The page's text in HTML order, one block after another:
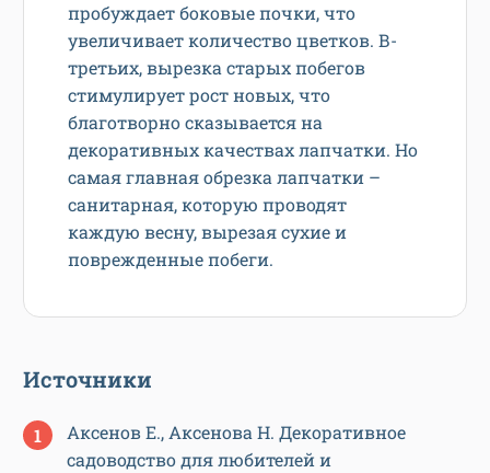
пробуждает боковые почки, что
увеличивает количество цветков. В-
третьих, вырезка старых побегов
стимулирует рост новых, что
благотворно сказывается на
декоративных качествах лапчатки. Но
самая главная обрезка лапчатки –
санитарная, которую проводят
каждую весну, вырезая сухие и
поврежденные побеги.
Источники
Аксенов Е., Аксенова Н. Декоративное
садоводство для любителей и